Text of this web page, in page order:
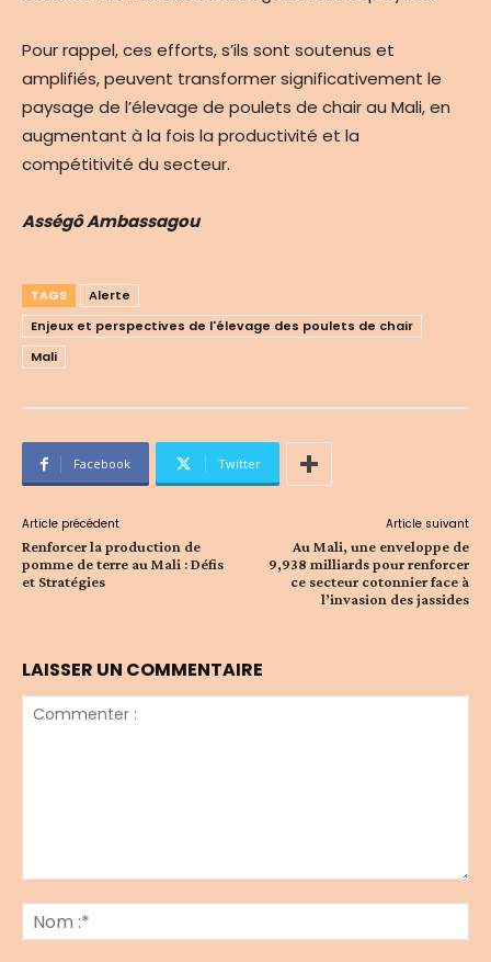
Pour rappel, ces efforts, s’ils sont soutenus et
amplifiés, peuvent transformer significativement le
paysage de l’élevage de poulets de chair au Mali, en
augmentant à la fois la productivité et la
compétitivité du secteur.
Asségô Ambassagou
TAGS
Alerte
Enjeux et perspectives de l'élevage des poulets de chair
Mali
Facebook Twitter
Article précédent
Renforcer la production de
pomme de terre au Mali : Défis
et Stratégies
Article suivant
Au Mali, une enveloppe de
9,938 milliards pour renforcer
ce secteur cotonnier face à
l’invasion des jassides
LAISSER UN COMMENTAIRE
:*